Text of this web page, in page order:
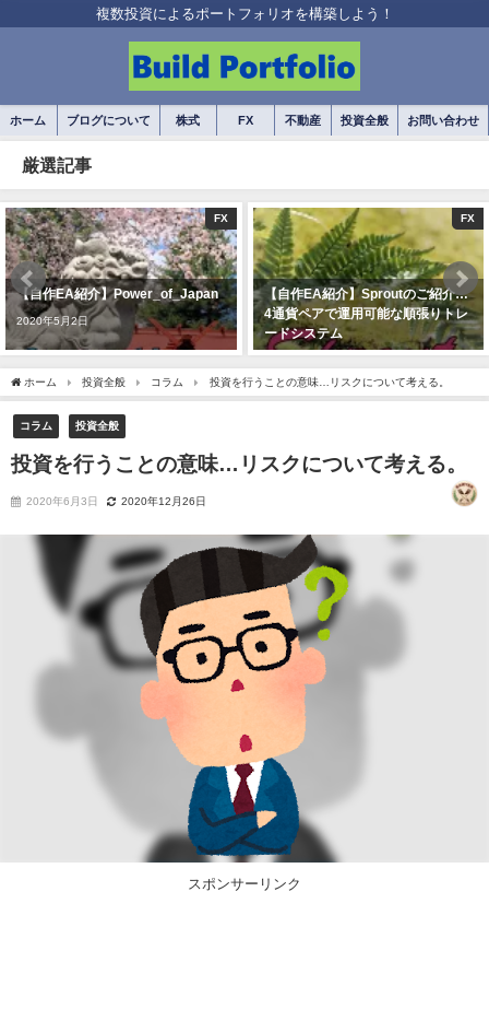
複数投資によるポートフォリオを構築しよう！
ホーム ブログについて 株式 FX 不動産 投資全般 お問い合わせ
厳選記事
FX
【自作EA紹介】Power_of_Japan
2020年5月2日
FX
【自作EA紹介】Sproutのご紹介…
4通貨ペアで運用可能な順張りトレ
ードシステム
ホーム 投資全般 コラム 投資を行うことの意味…リスクについて考える。
コラム 投資全般
投資を行うことの意味…リスクについて考える。
2020年6月3日 2020年12月26日
スポンサーリンク